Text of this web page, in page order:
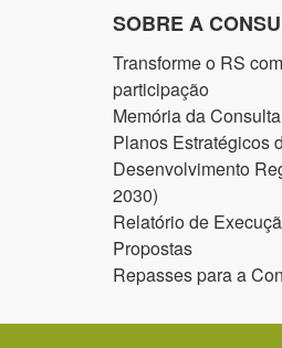
SOBRE A
Transforme o RS
participação
Memória da
Planos Estratégicos
Desenvolvimento
2030)
Relatório de
Propostas
Repasses para a